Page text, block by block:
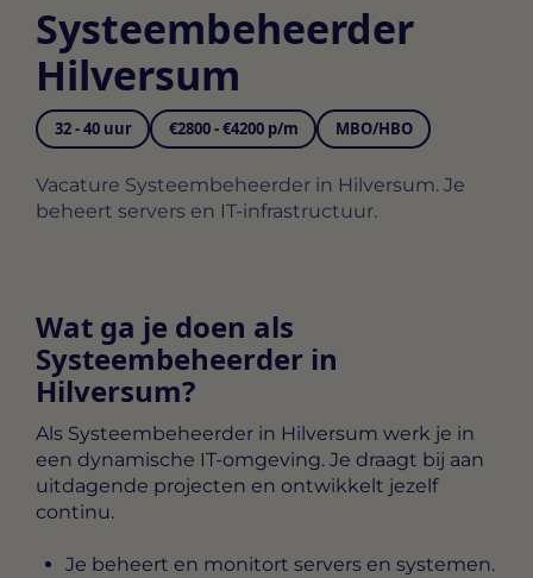
Systeembeheerder
Hilversum
32 - 40 uur €2800 - €4200 p/m MBO/HBO
Vacature Systeembeheerder in Hilversum. Je
beheert servers en IT-infrastructuur.
Wat ga je doen als
Systeembeheerder in
Hilversum?
Als Systeembeheerder in Hilversum werk je in
een dynamische IT-omgeving. Je draagt bij aan
uitdagende projecten en ontwikkelt jezelf
continu.
Je beheert en monitort servers en systemen.